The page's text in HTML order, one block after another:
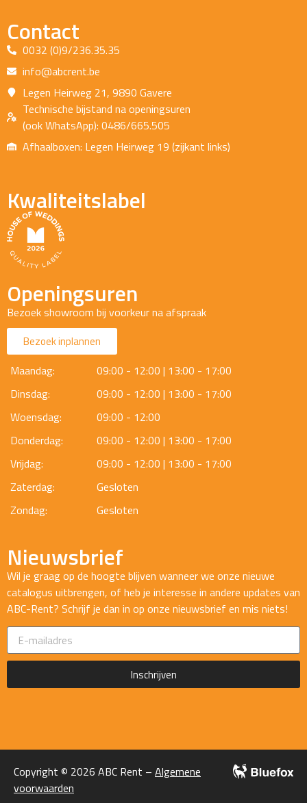
Contact
0032 (0)9/236.35.35
info@abcrent.be
Legen Heirweg 21, 9890 Gavere
Technische bijstand na openingsuren
(ook WhatsApp): 0486/665.505
Afhaalboxen: Legen Heirweg 19 (zijkant links)
Kwaliteitslabel
Openingsuren
Bezoek showroom bij voorkeur na afspraak
Bezoek inplannen
Maandag:
09:00 - 12:00 | 13:00 - 17:00
Dinsdag:
09:00 - 12:00 | 13:00 - 17:00
Woensdag:
09:00 - 12:00
Donderdag:
09:00 - 12:00 | 13:00 - 17:00
Vrijdag:
09:00 - 12:00 | 13:00 - 17:00
Zaterdag:
Gesloten
Zondag:
Gesloten
Nieuwsbrief
Wil je graag op de hoogte blijven wanneer we onze nieuwe
catalogus uitbrengen, of heb je interesse in andere updates van
ABC-Rent? Schrijf je dan in op onze nieuwsbrief en mis niets!
Inschrijven
Copyright © 2026 ABC Rent – Algemene
voorwaarden